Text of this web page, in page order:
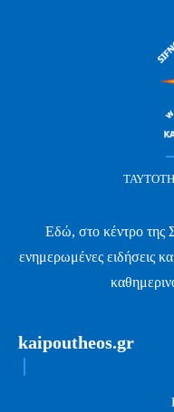
Εδώ, στο κέντρο της
ενημερωμένες ειδήσεις
kaipoutheos.gr